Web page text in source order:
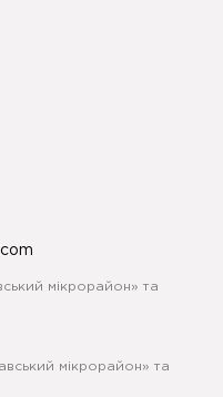
мікрорайон» та
мікрорайон» та